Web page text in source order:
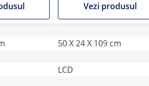
Vezi produsul
50 X 24 X 109 cm
LCD